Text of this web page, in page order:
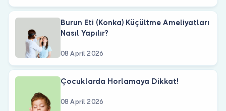
Burun Eti (Konka) Küçültme Ameliyatları
Nasıl Yapılır?
08 April 2026
Çocuklarda Horlamaya Dikkat!
08 April 2026